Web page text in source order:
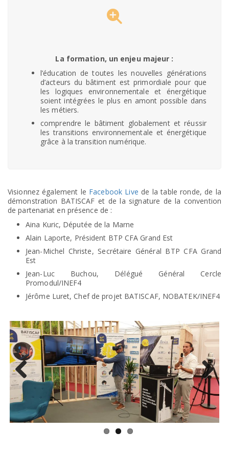
La formation, un enjeu majeur :
l’éducation de toutes les nouvelles générations
d’acteurs du bâtiment est primordiale pour que
les logiques environnementale et énergétique
soient intégrées le plus en amont possible dans
les métiers.
comprendre le bâtiment globalement et réussir
les transitions environnementale et énergétique
grâce à la transition numérique.
Visionnez également le Facebook Live de la table ronde, de la
démonstration BATISCAF et de la signature de la convention
de partenariat en présence de :
Aina Kuric, Députée de la Marne
Alain Laporte, Président BTP CFA Grand Est
Jean-Michel Christe, Secrétaire Général BTP CFA Grand
Est
Jean-Luc Buchou, Délégué Général Cercle
Promodul/INEF4
Jérôme Luret, Chef de projet BATISCAF, NOBATEK/INEF4
Previ
ous
Next